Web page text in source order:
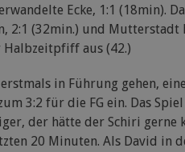
Ecke, 1:1 (18min).
2:1 (32min.) und Mutterstadt
Halbzeitpfiff aus (42.)
in Führung gehen,
3:2 für die FG ein. Das
der hätte der Schiri
20 Minuten. Als David in